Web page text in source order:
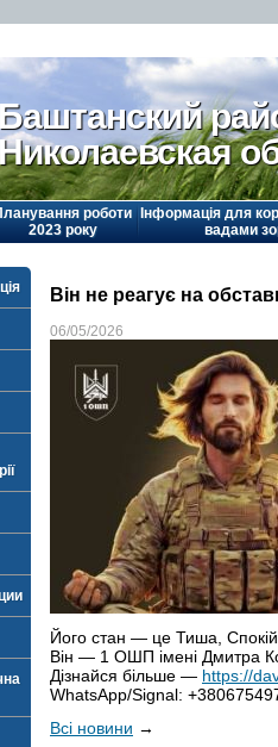
Баштанский
роботи
2023 року
Інформація для
вадами
Він не реагує на
06/05/2026
Його стан — це Тиша, Спокій
Він — 1 ОШП імені Дмитра
Дізнайся більше — https://
WhatsApp/Signal:
Всі новини →